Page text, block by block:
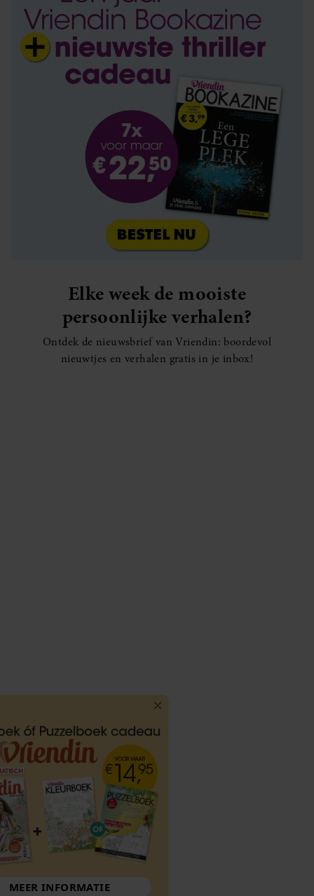
Elke week de mooiste
persoonlijke verhalen?
Ontdek de nieuwsbrief van Vriendin: boordevol
nieuwtjes en verhalen gratis in je inbox!
MEER INFORMATIE